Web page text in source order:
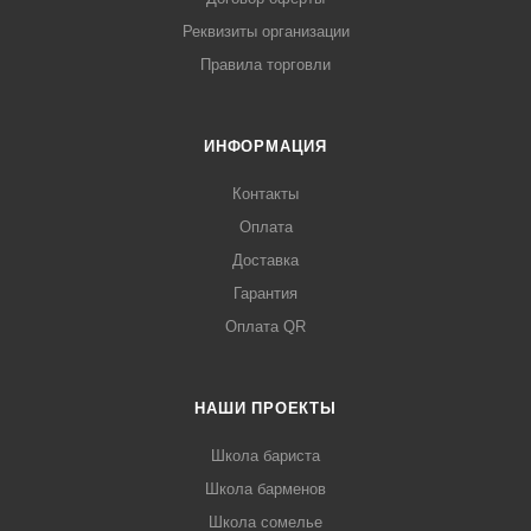
Реквизиты организации
Правила торговли
ИНФОРМАЦИЯ
Контакты
Оплата
Доставка
Гарантия
Оплата QR
НАШИ ПРОЕКТЫ
Школа бариста
Школа барменов
Школа сомелье